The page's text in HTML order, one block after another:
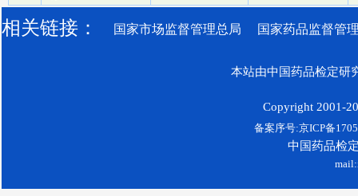
相关链接： 国家市场监督管理总局 国家药品监督管
本站由中国药品检定研
Copyright 2001-
备案序号:京ICP备
中国药品检